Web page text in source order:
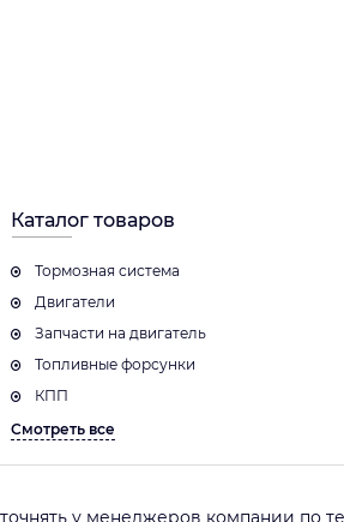
Каталог товаров
Тормозная система
Двигатели
Запчасти на двигатель
Топливные форсунки
КПП
Смотреть все